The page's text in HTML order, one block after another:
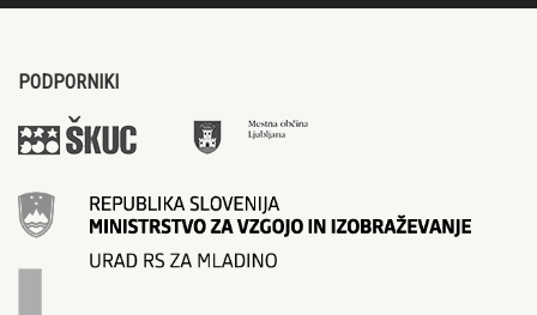
PODPORNIKI